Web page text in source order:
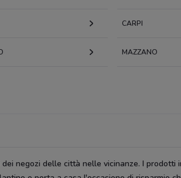
CARPI
MAZZANO
negozi delle città nelle vicinanze. I prodotti